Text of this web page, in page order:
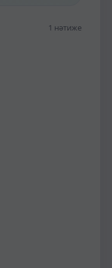
1 нәтиже